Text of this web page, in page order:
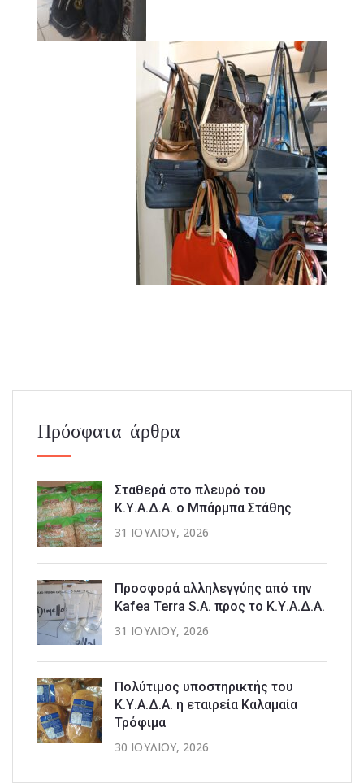
Πρόσφατα άρθρα
Σταθερά στο πλευρό του
Κ.Υ.Α.Δ.Α. ο Μπάρμπα Στάθης
31 ΙΟΥΛΊΟΥ, 2026
Προσφορά αλληλεγγύης από την
Kafea Terra S.A. προς το Κ.Υ.Α.Δ.Α.
31 ΙΟΥΛΊΟΥ, 2026
Πολύτιμος υποστηρικτής του
Κ.Υ.Α.Δ.Α. η εταιρεία Καλαμαία
Τρόφιμα
30 ΙΟΥΛΊΟΥ, 2026